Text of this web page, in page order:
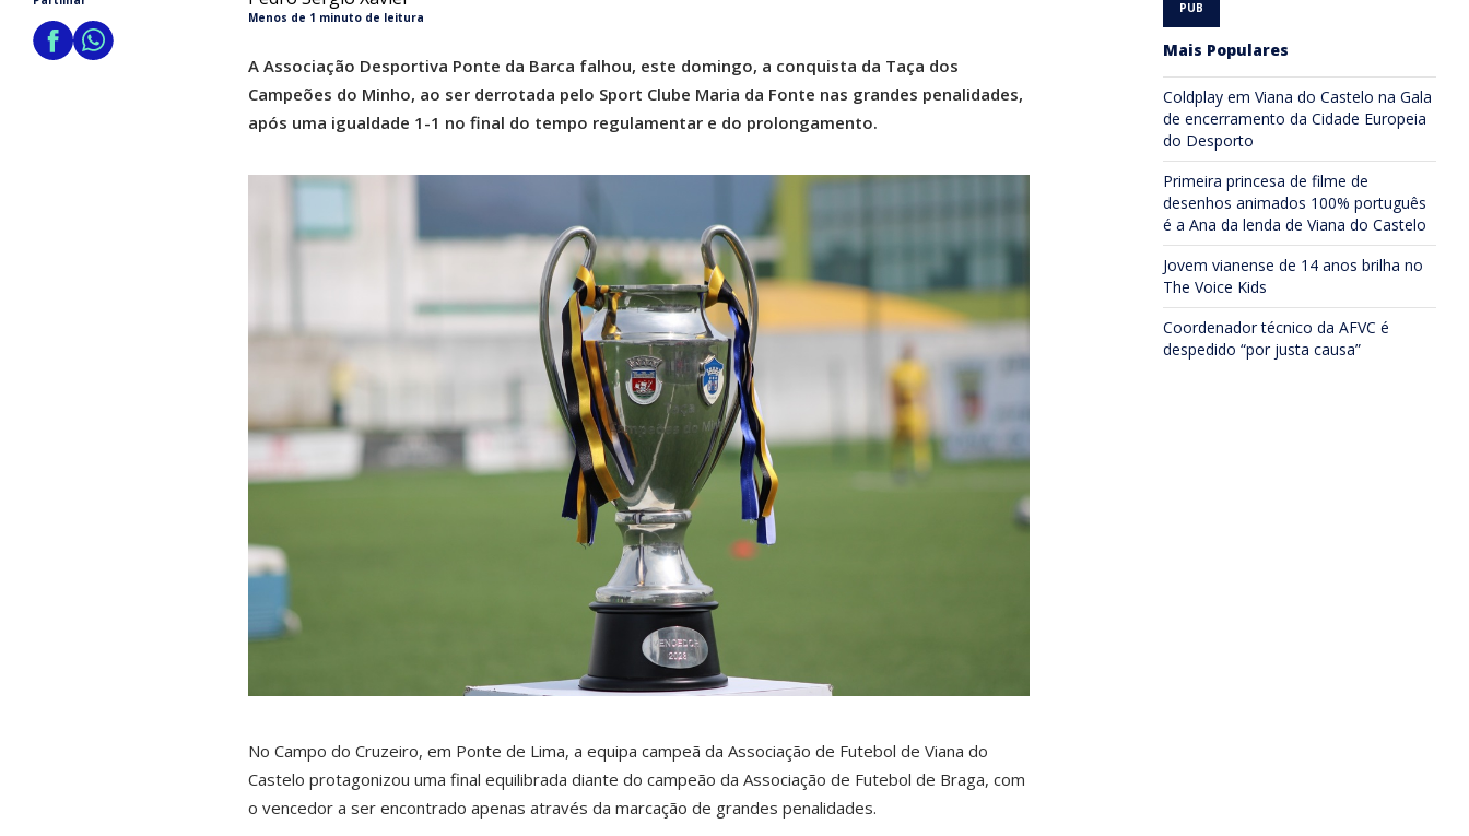
Menos de 1 minuto de leitura
A Associação Desportiva Ponte da Barca falhou, este domingo, a conquista da Taça dos
Campeões do Minho, ao ser derrotada pelo Sport Clube Maria da Fonte nas grandes penalidades,
após uma igualdade 1-1 no final do tempo regulamentar e do prolongamento.
No Campo do Cruzeiro, em Ponte de Lima, a equipa campeã da Associação de Futebol de Viana do
Castelo protagonizou uma final equilibrada diante do campeão da Associação de Futebol de Braga, com
o vencedor a ser encontrado apenas através da marcação de grandes penalidades.
Mais Populares
Coldplay em Viana do Castelo na Gala
de encerramento da Cidade Europeia
do Desporto
Primeira princesa de filme de
desenhos animados 100% português
é a Ana da lenda de Viana do Castelo
Jovem vianense de 14 anos brilha no
The Voice Kids
Coordenador técnico da AFVC é
despedido “por justa causa”